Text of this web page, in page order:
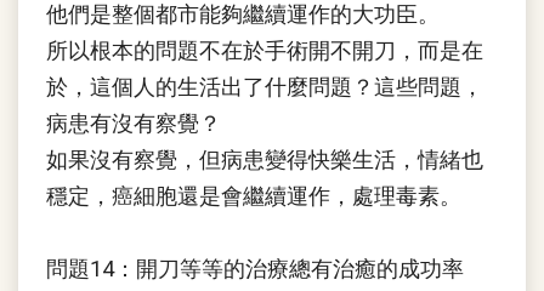
他們是整個都市能夠繼續運作的大功臣。
所以根本的問題不在於手術開不開刀，而是在
於，這個人的生活出了什麼問題？這些問題，
病患有沒有察覺？
如果沒有察覺，但病患變得快樂生活，情緒也
穩定，癌細胞還是會繼續運作，處理毒素。
問題14：開刀等等的治療總有治癒的成功率